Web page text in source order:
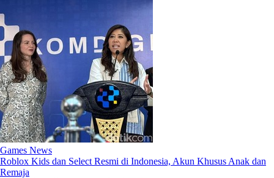
Games News
Roblox Kids dan Select Resmi di Indonesia, Akun Khusus Anak dan
Remaja